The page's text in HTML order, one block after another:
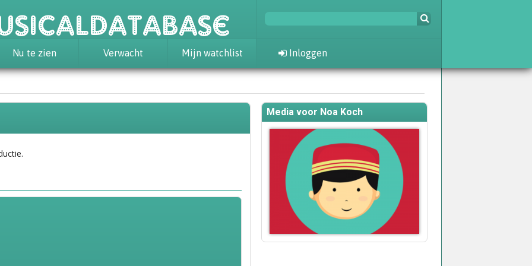
Nu te zien Verwacht Mijn watchlist Inloggen
Media voor Noa Koch